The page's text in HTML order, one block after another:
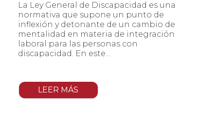
La Ley General de Discapacidad es una
normativa que supone un punto de
inflexión y detonante de un cambio de
mentalidad en materia de integración
laboral para las personas con
discapacidad. En este...
LEER MÁS